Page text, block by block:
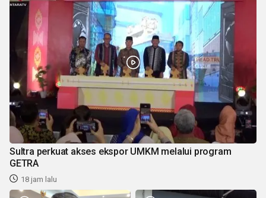
Sultra perkuat akses ekspor UMKM melalui program
GETRA
18 jam lalu